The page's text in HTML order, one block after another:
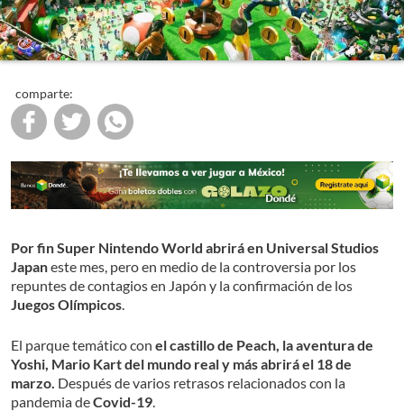
comparte:
Por fin Super Nintendo World abrirá en Universal Studios
Japaneste mes, pero en medio de la controversia por los
repuntes de contagios en Japón y la confirmación de los
Juegos Olímpicos.
El parque temático con el castillo de Peach, la aventura de
Yoshi, Mario Kart del mundo real y más abrirá el 18 de
marzo. Después de varios retrasos relacionados con la
pandemia deCovid-19.